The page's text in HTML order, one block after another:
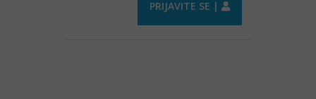
PRIJAVITE SE |